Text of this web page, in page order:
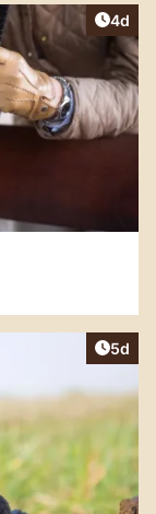
4d
5d